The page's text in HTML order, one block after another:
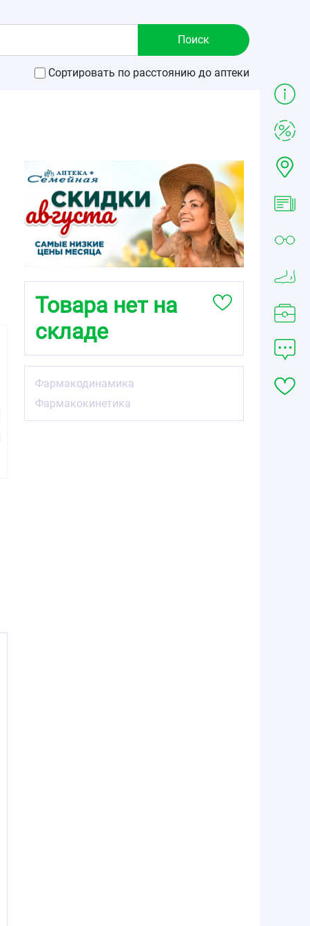
Сортировать по расстоянию до аптеки
от1725.00₽ от
Товара нет на
складе
Фармакодинамика
Фармакокинетика